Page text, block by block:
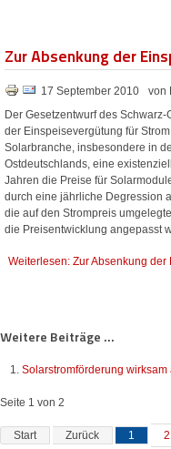
Zur Absenkung der
17 September 2010
von
Der Gesetzentwurf des
der Einspeisevergütung für
Solarbranche, insbesondere in
Ostdeutschlands, eine
Jahren die Preise für
durch eine jährliche Degression
die auf den Strompreis
die Preisentwicklung angepasst
Weiterlesen: Zur Absenkung
Weitere Beiträge ...
Solarstromförderung wirksam
Seite 1 von 2
Start Zurück 1 2